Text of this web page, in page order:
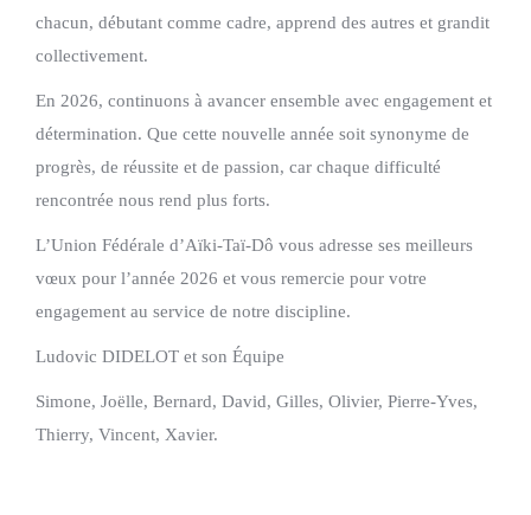
chacun, débutant comme cadre, apprend des autres et grandit
collectivement.
En 2026, continuons à avancer ensemble avec engagement et
détermination. Que cette nouvelle année soit synonyme de
progrès, de réussite et de passion, car chaque difficulté
rencontrée nous rend plus forts.
L’Union Fédérale d’Aïki-Taï-Dô vous adresse ses meilleurs
vœux pour l’année 2026 et vous remercie pour votre
engagement au service de notre discipline.
Ludovic DIDELOT et son Équipe
Simone, Joëlle, Bernard, David, Gilles, Olivier, Pierre-Yves,
Thierry, Vincent, Xavier.